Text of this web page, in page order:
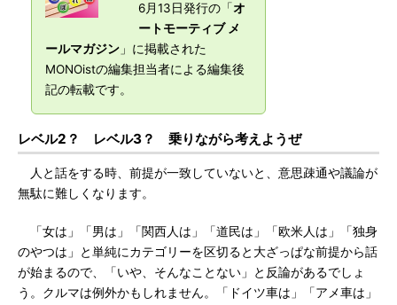
6月13日発行の「オ
ートモーティブ メ
ールマガジン 」に掲載された
MONOistの編集担当者による編集後
記の転載です。
レベル2？ レベル3？ 乗りながら考えようぜ
人と話をする時、前提が一致していないと、意思疎通や議論が
無駄に難しくなります。
「女は」「男は」「関西人は」「道民は」「欧米人は」「独身
のやつは」と単純にカテゴリーを区切ると大ざっぱな前提から話
が始まるので、「いや、そんなことない」と反論があるでしょ
う。クルマは例外かもしれません。「ドイツ車は」「アメ車は」